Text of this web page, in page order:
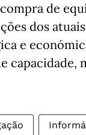
de
dos
e
capacidade,